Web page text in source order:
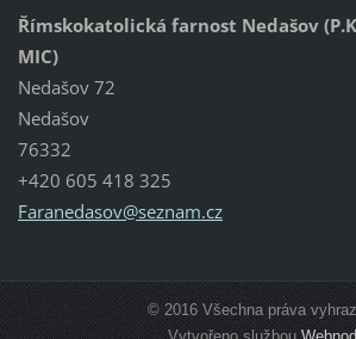
Římskokatolická farnost Nedašov
MIC)
Nedašov 72
Nedašov
76332
+420 605 418 325
Faranedasov@seznam.cz
© 2016 Všechna práva